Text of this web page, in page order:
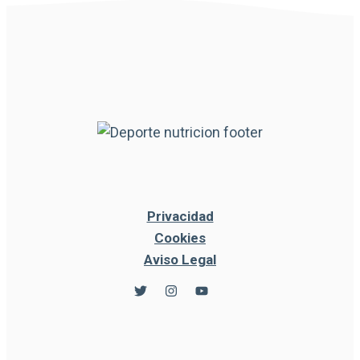
Privacidad
Cookies
Aviso Legal